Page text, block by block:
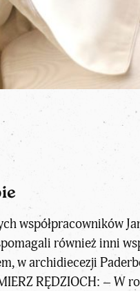
współpracowników
również inni
w archidiecezji
RĘDZIOCH: – W